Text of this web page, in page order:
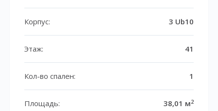
Корпус: 3 Ub10
Этаж: 41
Кол-во спален: 1
Площадь: 38,01 м2